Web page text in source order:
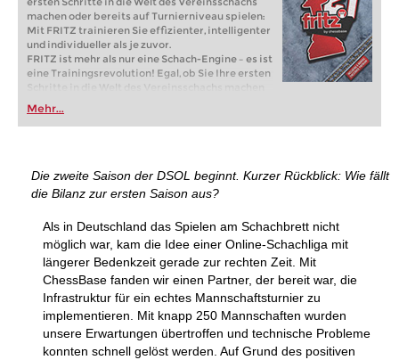
machen oder bereits auf Turnierniveau spielen:
Mit FRITZ trainieren Sie effizienter, intelligenter
und individueller als je zuvor.
FRITZ ist mehr als nur eine Schach-Engine – es ist
eine Trainingsrevolution! Egal, ob Sie Ihre ersten
Schritte in die Welt des Vereinsschachs machen
oder bereits auf Turnierniveau spielen: Mit
FRITZ trainieren Sie effizienter, intelligenter und
individueller als je zuvor.
Mehr...
Die zweite Saison der DSOL beginnt. Kurzer Rückblick: Wie fällt
die Bilanz zur ersten Saison aus?
Als in Deutschland das Spielen am Schachbrett nicht
möglich war, kam die Idee einer Online-Schachliga mit
längerer Bedenkzeit gerade zur rechten Zeit. Mit
ChessBase fanden wir einen Partner, der bereit war, die
Infrastruktur für ein echtes Mannschaftsturnier zu
implementieren. Mit knapp 250 Mannschaften wurden
unsere Erwartungen übertroffen und technische Probleme
konnten schnell gelöst werden. Auf Grund des positiven